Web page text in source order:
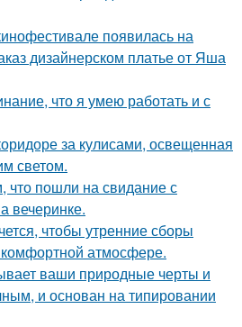
появилась на
дизайнерском платье от Яша
что я умею работать и с
за кулисами, освещенная
светом.
что пошли на свидание с
вечеринке.
чтобы утренние сборы
атмосфере.
ваши природные черты и
и основан на типировании